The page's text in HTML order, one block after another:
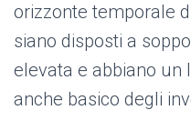
orizzonte temporale
siano disposti a
elevata e abbiano un
anche basico degli